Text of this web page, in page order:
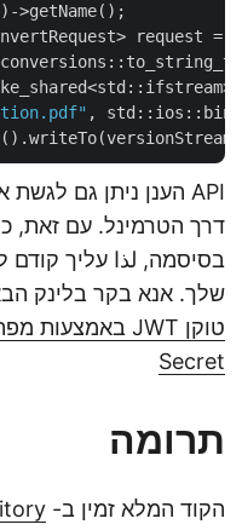
>getName();
request
,
שלך. אנא בקר בלינק
Secret
תרומה
הקוד המלא זמין ב-